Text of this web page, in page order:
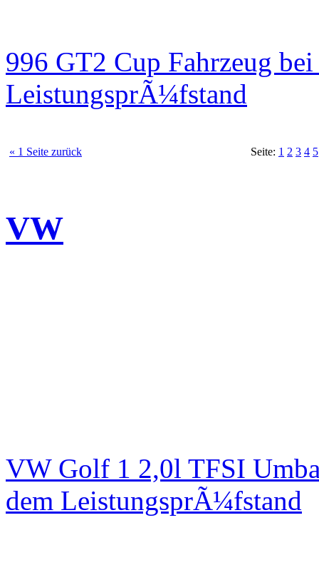
996 GT2 Cup Fahrzeug
LeistungsprÃ¼fstand
« 1 Seite zurück Seite: 1 2 3 4 5
VW
VW Golf 1 2,0l TFSI
dem LeistungsprÃ¼fstand